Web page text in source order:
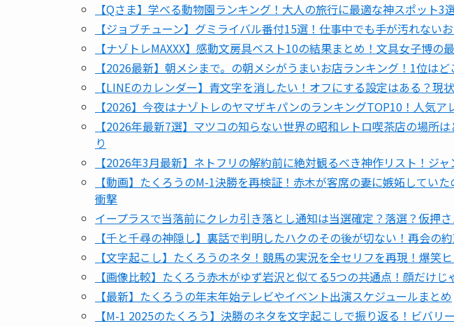
【Qさま】学べる動物園ランキング！大人の旅行に最適な神スポット3
【ジョブチューン】グミライバル番付15選！仕事中でも手が汚れない
【ナゾトレMAXXX】感動文房具ベスト10の結果まとめ！文具女子博の
【2026最新】朝メシまで。の朝メシがうまいお店ランキング！1位は
【LINEのカレンダー】青文字を消したい！オフにする設定はある？現
【2026】今夜はナゾトレのヤマザキパンのランキングTOP10！人気ア
【2026年最新7選】マツコの知らない世界の昭和レトロ喫茶店の場所
り
【2026年3月最新】ネトフリの解約前に絶対観るべき神作リスト！ジ
【動画】たくろうのM-1決勝を再検証！赤木が客席の妻に嫉妬してい
衝撃
イープラスで当落前にクレカ引き落とし通知は当選確定？落選？仮押
【千と千尋の神隠し】裏話で判明したハクのその後が切ない！再会の
【文字起こし】たくろうのネタ！競馬の実況を全セリフを再現！爆笑
【画像比較】たくろう赤木がゆず岩沢と似てる5つの共通点！顔だけじ
【最新】たくろうの年末年始テレビやイベント出演スケジュールまとめ
【M-1 2025のたくろう】決勝のネタを文字起こしで振り返る！ビバリ